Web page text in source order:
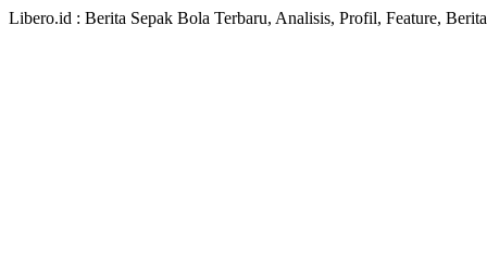
Libero.id : Berita Sepak Bola Terbaru, Analisis, Profil, Feature,